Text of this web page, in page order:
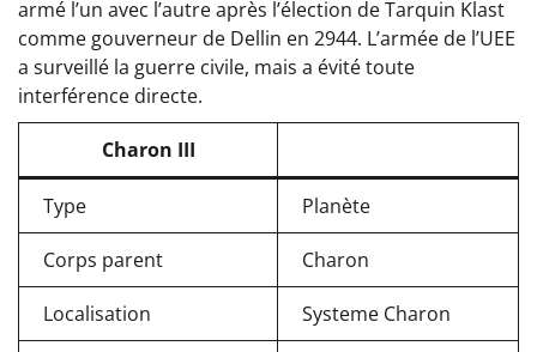
armé l’un avec l’autre après l’élection de Tarquin Klast
comme gouverneur de Dellin en 2944. L’armée de l’UEE
a surveillé la guerre civile, mais a évité toute
interférence directe.
Charon III
Type Planète
Corps parent Charon
Localisation Systeme Charon